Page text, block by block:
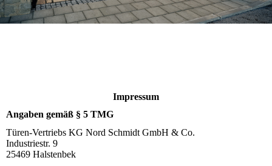
Impressum
Angaben gemäß § 5 TMG
Türen-Vertriebs KG Nord Schmidt GmbH & Co.
Industriestr. 9
25469 Halstenbek